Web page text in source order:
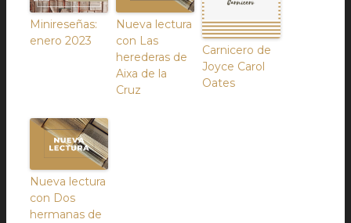
Minireseñas:
enero 2023
Nueva lectura
con Las
herederas de
Aixa de la
Cruz
Carnicero de
Joyce Carol
Oates
Nueva lectura
con Dos
hermanas de